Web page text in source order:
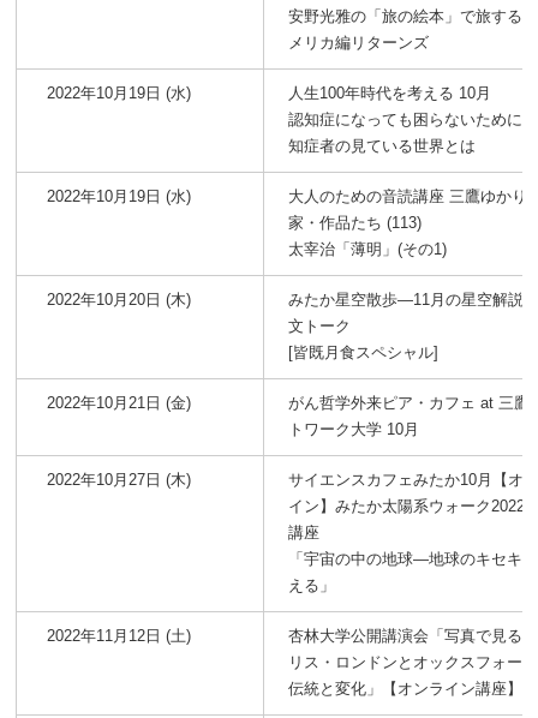
安野光雅の「旅の絵本」で旅する
メリカ編リターンズ
2022年10月19日 (水)
人生100年時代を考える 10月
認知症になっても困らないために
知症者の見ている世界とは
2022年10月19日 (水)
大人のための音読講座 三鷹ゆかり
家・作品たち (113)
太宰治「薄明」(その1)
2022年10月20日 (木)
みたか星空散歩―11月の星空解説
文トーク
[皆既月食スペシャル]
2022年10月21日 (金)
がん哲学外来ピア・カフェ at 三鷹
トワーク大学 10月
2022年10月27日 (木)
サイエンスカフェみたか10月【オ
イン】みたか太陽系ウォーク2022
講座
「宇宙の中の地球―地球のキセキ
える」
2022年11月12日 (土)
杏林大学公開講演会「写真で見る
リス・ロンドンとオックスフォー
伝統と変化」【オンライン講座】